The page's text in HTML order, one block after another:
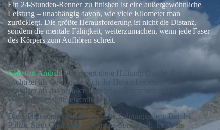
Ein 24-Stunden-Rennen zu finishen ist eine außergewöhnliche
Leistung – unabhängig davon, wie viele Kilometer man
zurücklegt. Die größte Herausforderung ist nicht die Distanz,
sondern die mentale Fähigkeit, weiterzumachen, wenn jede Faser
des Körpers zum Aufhören schreit.
Christian Ambühl verkörpert diese Haltung: Durchhalten ist
wichtiger als Gewinnen. Sich der Herausforderung stellen ist
wichtiger als das perfekte Ergebnis. Weitermachen trotz
Widrigkeiten ist die eigentliche Leistung.
Diese Philosophie prägt auch seine Führungsarbeit: Bei der
Polizei Stadt Grenchen, im Corona-Sonderstab, heute als